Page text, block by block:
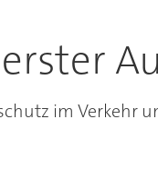
im Verkehr